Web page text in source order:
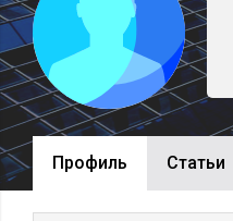
Профиль Cтатьи